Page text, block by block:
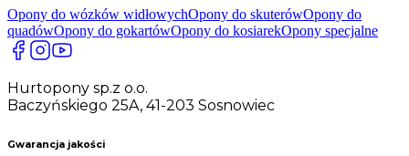
Opony do wózków widłowychOpony do skuterówOpony do
quadówOpony do gokartówOpony do kosiarekOpony specjalne
Hurtopony sp.z o.o.
Baczyńskiego 25A, 41-203 Sosnowiec
Gwarancja jakości